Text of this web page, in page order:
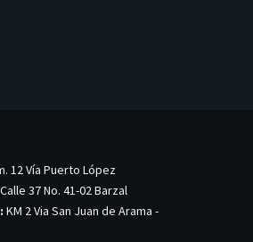
12 Vía Puerto López
Calle 37 No. 41-02 Barzal
KM 2 Via San Juan de Arama -